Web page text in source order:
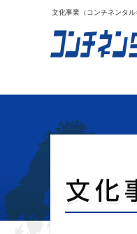
文化事業（コンチネンタ